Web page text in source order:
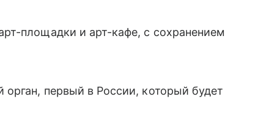
площадки и арт-кафе, с сохранением
первый в России, который будет